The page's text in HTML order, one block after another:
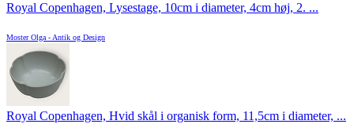
Royal Copenhagen, Lysestage, 10cm i diameter, 4cm høj, 2. ...
Moster Olga - Antik og Design
Royal Copenhagen, Hvid skål i organisk form, 11,5cm i diameter, ...